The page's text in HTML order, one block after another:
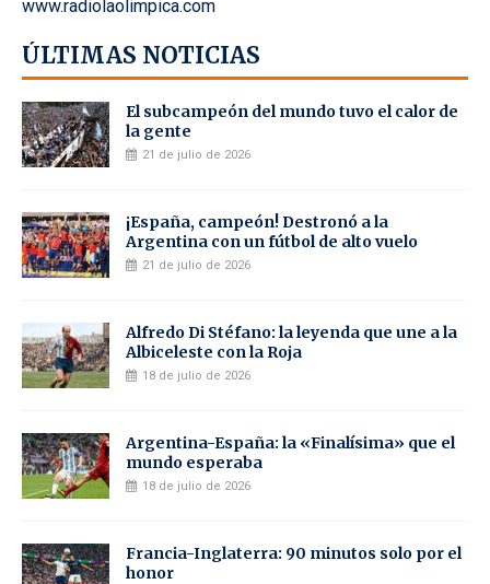
www.radiolaolimpica.com
ÚLTIMAS NOTICIAS
El subcampeón del mundo tuvo el calor de
la gente
21 de julio de 2026
¡España, campeón! Destronó a la
Argentina con un fútbol de alto vuelo
21 de julio de 2026
Alfredo Di Stéfano: la leyenda que une a la
Albiceleste con la Roja
18 de julio de 2026
Argentina-España: la «Finalísima» que el
mundo esperaba
18 de julio de 2026
Francia-Inglaterra: 90 minutos solo por el
honor